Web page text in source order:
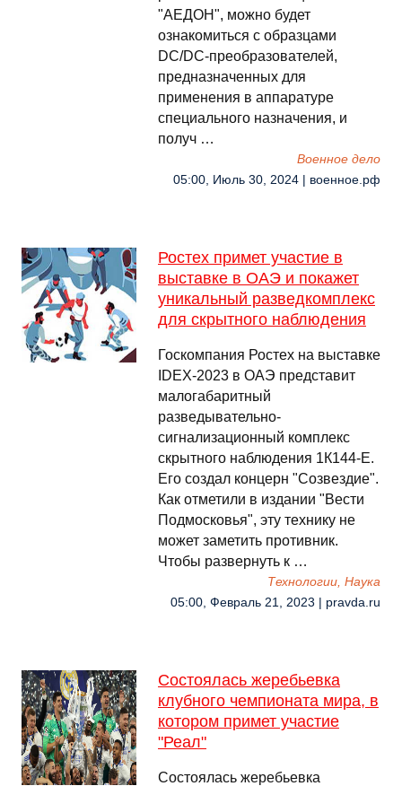
"АЕДОН", можно будет
ознакомиться с образцами
DC/DC-преобразователей,
предназначенных для
применения в аппаратуре
специального назначения, и
получ …
Военное дело
05:00, Июль 30, 2024 | военное.рф
Ростех примет участие в
выставке в ОАЭ и покажет
уникальный разведкомплекс
для скрытного наблюдения
Госкомпания Ростех на выставке
IDEX-2023 в ОАЭ представит
малогабаритный
разведывательно-
сигнализационный комплекс
скрытного наблюдения 1К144-Е.
Его создал концерн "Созвездие".
Как отметили в издании "Вести
Подмосковья", эту технику не
может заметить противник.
Чтобы развернуть к …
Технологии, Наука
05:00, Февраль 21, 2023 | pravda.ru
Состоялась жеребьевка
клубного чемпионата мира, в
котором примет участие
"Реал"
Состоялась жеребьевка